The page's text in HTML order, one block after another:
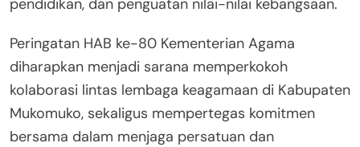
Peringatan HAB ke-80 Kementerian Agama
diharapkan menjadi sarana memperkokoh
kolaborasi lintas lembaga keagamaan di Kabupaten
Mukomuko, sekaligus mempertegas komitmen
bersama dalam menjaga persatuan dan